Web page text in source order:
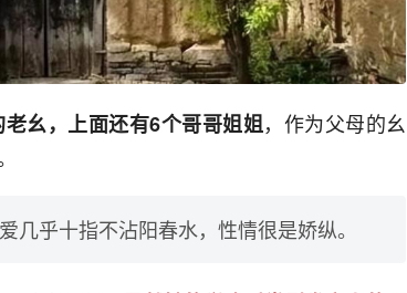
幺，上面还有6个哥哥姐姐，作为父母的幺
乎十指不沾阳春水，性情很是娇纵。